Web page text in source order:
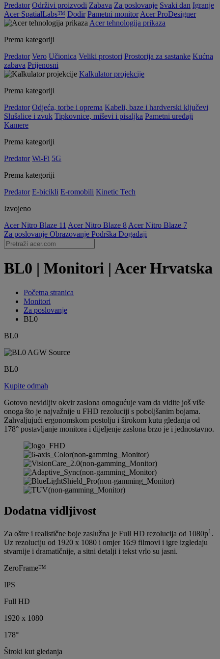
Predator Održivi proizvodi Zabava Za poslovanje Svaki dan Igranje
Acer SpatialLabs™ Dodir Pametni monitor Acer ProDesigner
Acer tehnologija prikaza
Prema kategoriji
Predator Vero Učionica Veliki prostori Prostorija za sastanke Kućna
zabava Prijenosni
Kalkulator projekcije
Prema kategoriji
Predator Odjeća, torbe i oprema Kabeli, baze i hardverski ključevi
Slušalice i zvuk Tipkovnice, miševi i pisaljka Pametni uređaji
Kamere
Prema kategoriji
Predator Wi-Fi 5G
Prema kategoriji
Predator E-bicikli E-romobili Kinetic Tech
Izvojeno
Acer Nitro Blaze 11 Acer Nitro Blaze 8 Acer Nitro Blaze 7
Za poslovanje Obrazovanje Podrška Događaji
BL0 | Monitori | Acer Hrvatska
Početna stranica
Monitori
Za poslovanje
BL0
BL0
BL0
Kupite odmah
Gotovo nevidljiv okvir zaslona omogućuje vam da vidite još više
onoga što je najvažnije u FHD rezoluciji s poboljšanim bojama.
Zahvaljujući ergonomskom postolju i širokom kutu gledanja od
178° postavljanje monitora i dijeljenje zaslona brzo je i jednostavno.
Dodatna vidljivost
Za oštre i realistične boje zaslužna je Full HD rezolucija od 1080p1 .
Uz rezoluciju od 1920 x 1080 i omjer 16:9 filmovi i igre izgledaju
stvarnije i dramatičnije, a sitni detalji i tekst vrlo su jasni.
ZeroFrame™
IPS
Full HD
1920 x 1080
178°
Široki kut gledanja